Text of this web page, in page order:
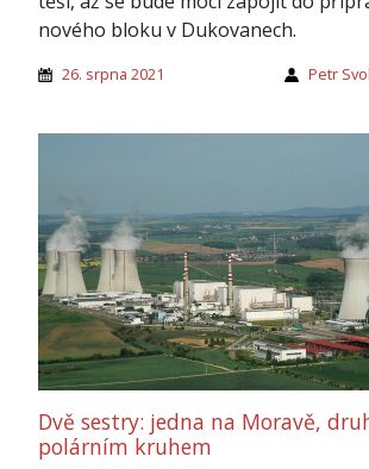
nového bloku v Dukovanech.
26. srpna 2021 Petr
Dvě sestry: jedna na Moravě,
polárním kruhem